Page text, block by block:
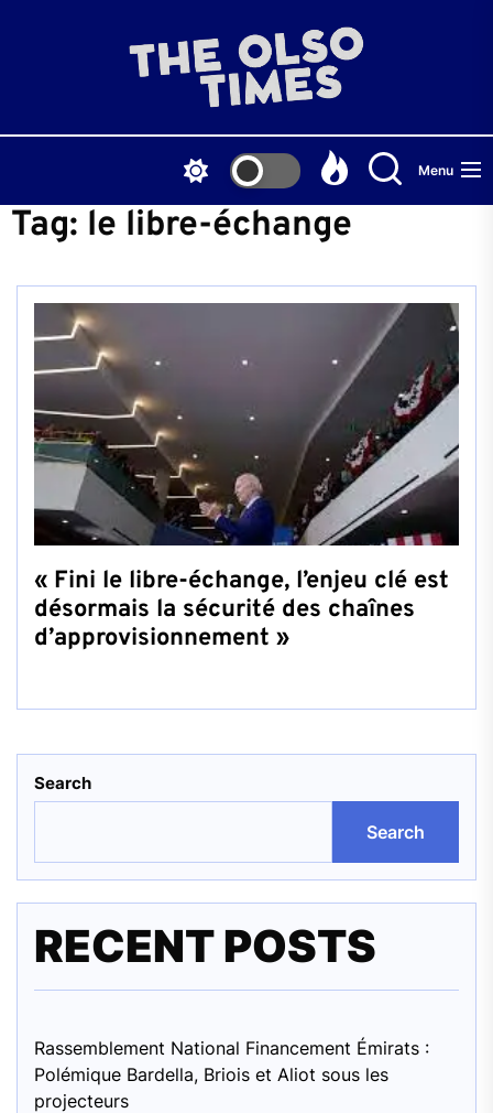
Menu
Tag: le libre-échange
« Fini le libre-échange, l’enjeu clé est
désormais la sécurité des chaînes
d’approvisionnement »
Search
Search
RECENT POSTS
Rassemblement National Financement Émirats :
Polémique Bardella, Briois et Aliot sous les
projecteurs